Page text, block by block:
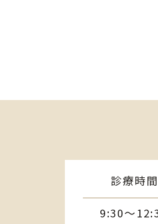
診療時間
9:30～